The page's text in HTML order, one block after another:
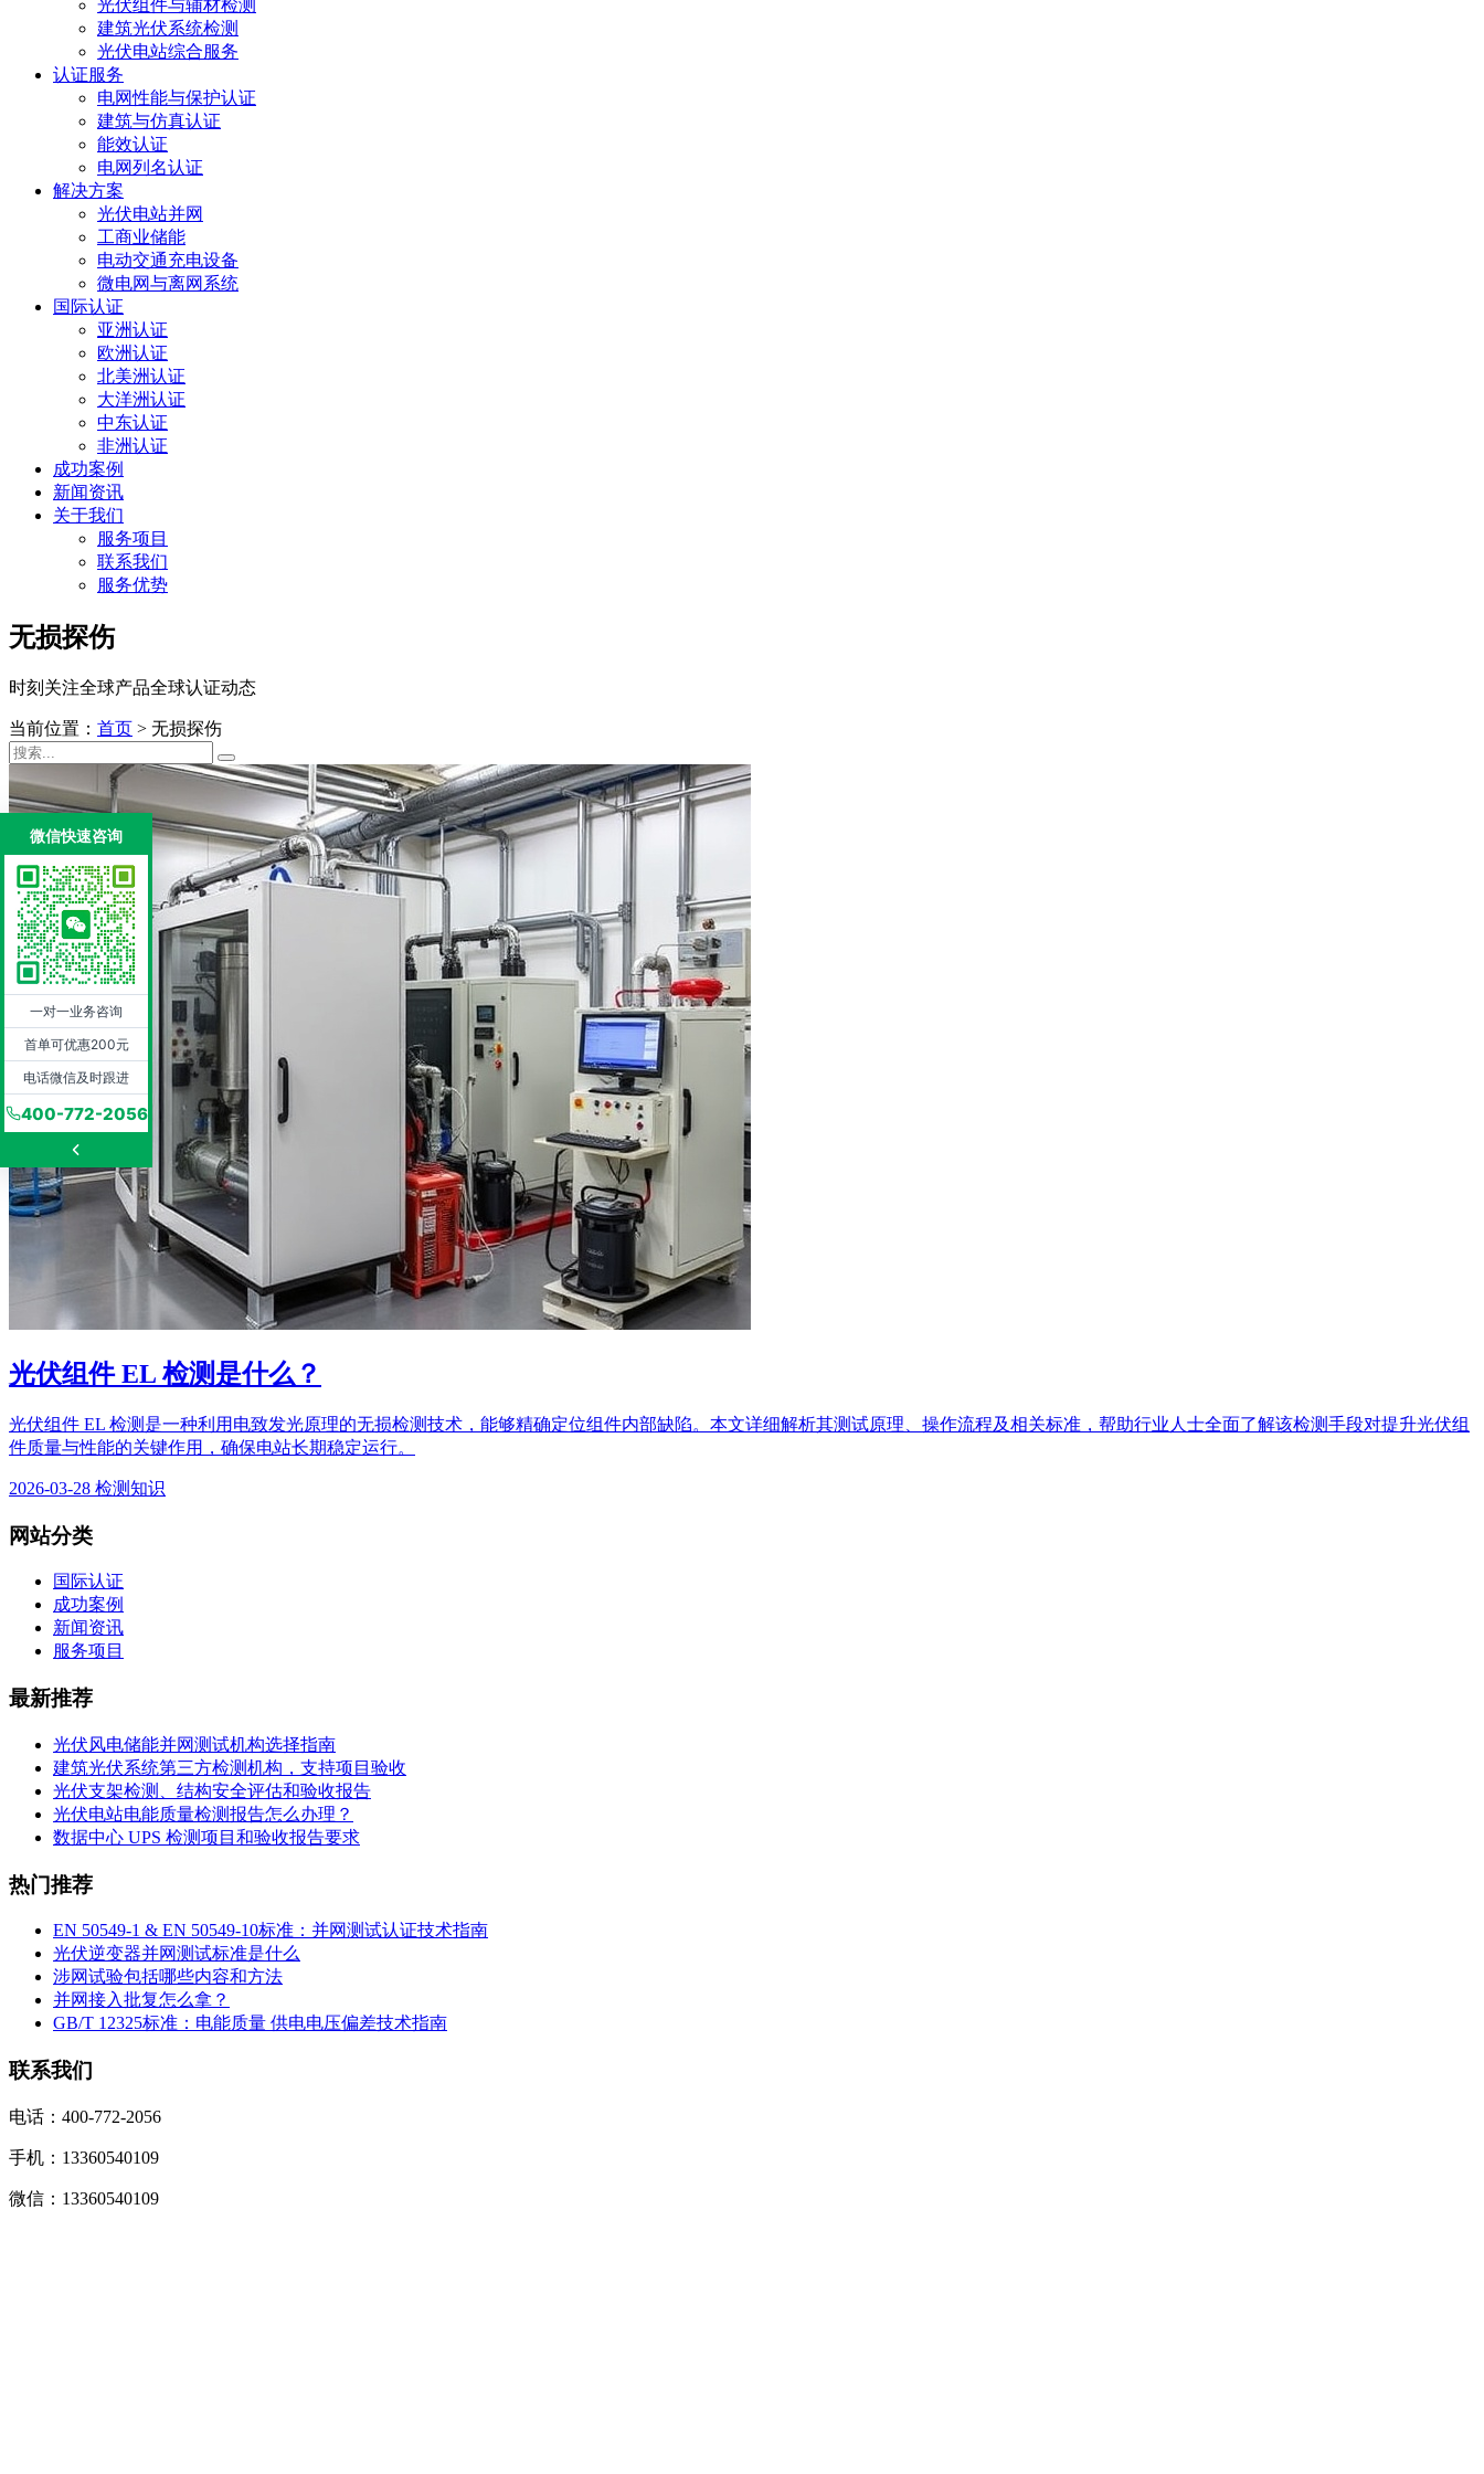
光伏组件与辅材检测
建筑光伏系统检测
光伏电站综合服务
认证服务
电网性能与保护认证
建筑与仿真认证
能效认证
电网列名认证
解决方案
光伏电站并网
工商业储能
电动交通充电设备
微电网与离网系统
国际认证
亚洲认证
欧洲认证
北美洲认证
大洋洲认证
中东认证
非洲认证
成功案例
新闻资讯
关于我们
服务项目
联系我们
服务优势
无损探伤
时刻关注全球产品全球认证动态
当前位置： 首页 > 无损探伤
光伏组件 EL 检测是什么？
光伏组件 EL 检测是一种利用电致发光原理的无损检测技术，能够精确定位组件内部缺陷。本文详细解析其测试原理、操作流程及相关标准，帮助行业人士全面了解该检测手段对提升光伏组
件质量与性能的关键作用，确保电站长期稳定运行。
2026-03-28 检测知识
网站分类
国际认证
成功案例
新闻资讯
服务项目
最新推荐
光伏风电储能并网测试机构选择指南
建筑光伏系统第三方检测机构，支持项目验收
光伏支架检测、结构安全评估和验收报告
光伏电站电能质量检测报告怎么办理？
数据中心 UPS 检测项目和验收报告要求
热门推荐
EN 50549-1 & EN 50549-10标准：并网测试认证技术指南
光伏逆变器并网测试标准是什么
涉网试验包括哪些内容和方法
并网接入批复怎么拿？
GB/T 12325标准：电能质量 供电电压偏差技术指南
联系我们
电话：400-772-2056
手机：13360540109
微信：13360540109
微信快速咨询
一对一业务咨询
首单可优惠200元
电话微信及时跟进
400-772-2056